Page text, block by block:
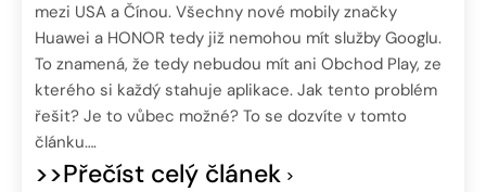
mezi USA a Čínou. Všechny nové mobily značky
Huawei a HONOR tedy již nemohou mít služby Googlu.
To znamená, že tedy nebudou mít ani Obchod Play, ze
kterého si každý stahuje aplikace. Jak tento problém
řešit? Je to vůbec možné? To se dozvíte v tomto
článku….
>>Přečíst celý článek